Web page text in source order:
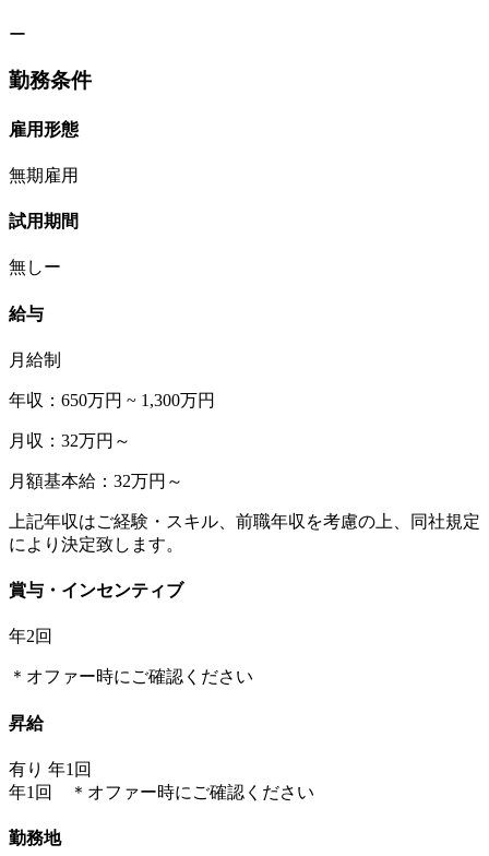
ー
勤務条件
雇用形態
無期雇用
試用期間
無しー
給与
月給制
年収：650万円 ~ 1,300万円
月収：32万円～
月額基本給：32万円～
上記年収はご経験・スキル、前職年収を考慮の上、同社規定
により決定致します。
賞与・インセンティブ
年2回
＊オファー時にご確認ください
昇給
有り 年1回
年1回 ＊オファー時にご確認ください
勤務地